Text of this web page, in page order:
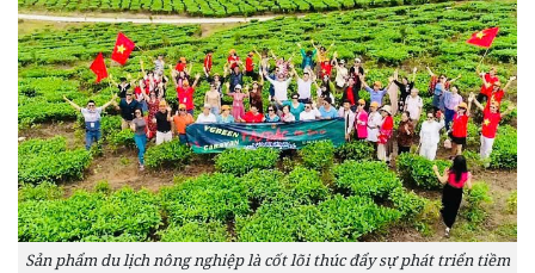
Sản phẩm du lịch nông nghiệp là cốt lõi thúc đẩy sự phát triển tiềm